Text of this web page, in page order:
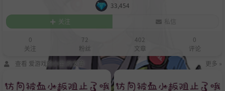
33,454
关注
私信
0
关注
72
粉丝
402
文章
0
评论
查看 爱游戏的小宝 的文章
更多 »